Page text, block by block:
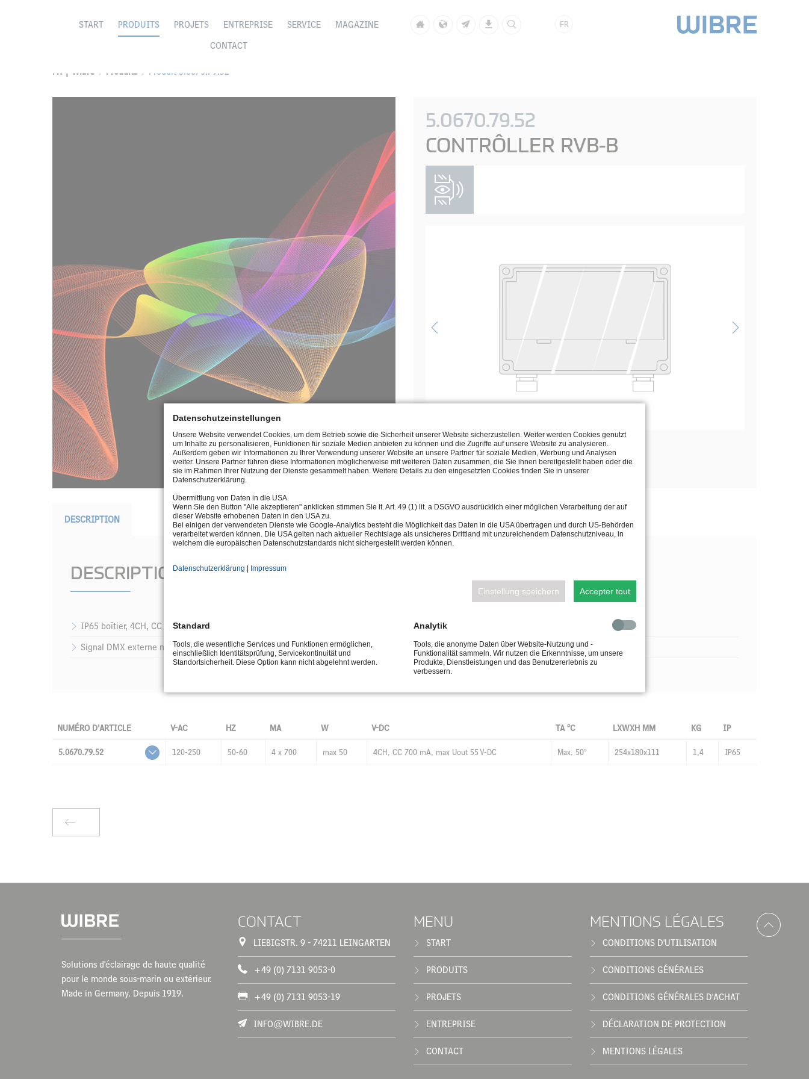
START PRODUITS PROJETS ENTREPRISE SERVICE
MAGAZINE
CONTACT
FR
FR | Wibre Produits Produit 5.0670.79.52
5.0670.79.52
CONTRÔLLER RVB-B
Manuel
DESCRIPTION
DESCRIPTION
IP65 boîtier, 4CH, CC 700 mA, max Uout 55 V-DC, max 50 W, DMX in/out
Signal DMX externe nécessaire / pas de programmes stand-alone disponibles
NUMÉRO D’ARTICLE V-AC HZ MA W V-DC TA °C LXWXH MM KG IP
5.0670.79.52 120-250 50-60 4 x 700 max 50 4CH, CC 700 mA, max Uout 55 V-DC Max. 50° 254x180x111 1,4 IP65
Solutions d'éclairage de haute qualité
pour le monde sous-marin ou extérieur.
Made in Germany. Depuis 1919.
CONTACT
LIEBIGSTR. 9 - 74211 LEINGARTEN
+49 (0) 7131 9053-0
+49 (0) 7131 9053-19
INFO@WIBRE.DE
MENU
START
PRODUITS
PROJETS
ENTREPRISE
CONTACT
MENTIONS LÉGALES
CONDITIONS D'UTILISATION
CONDITIONS GÉNÉRALES
CONDITIONS GÉNÉRALES D'ACHAT
DÉCLARATION DE PROTECTION
MENTIONS LÉGALES
Datenschutzeinstellungen
Unsere Website verwendet Cookies, um dem Betrieb sowie die Sicherheit unserer Website sicherzustellen. Weiter werden Cookies genutzt
um Inhalte zu personalisieren, Funktionen für soziale Medien anbieten zu können und die Zugriffe auf unsere Website zu analysieren.
Außerdem geben wir Informationen zu Ihrer Verwendung unserer Website an unsere Partner für soziale Medien, Werbung und Analysen
weiter. Unsere Partner führen diese Informationen möglicherweise mit weiteren Daten zusammen, die Sie ihnen bereitgestellt haben oder die
sie im Rahmen Ihrer Nutzung der Dienste gesammelt haben. Weitere Details zu den eingesetzten Cookies finden Sie in unserer
Datenschutzerklärung.
Übermittlung von Daten in die USA.
Wenn Sie den Button "Alle akzeptieren" anklicken stimmen Sie lt. Art. 49 (1) lit. a DSGVO ausdrücklich einer möglichen Verarbeitung der auf
dieser Website erhobenen Daten in den USA zu.
Bei einigen der verwendeten Dienste wie Google-Analytics besteht die Möglichkeit das Daten in die USA übertragen und durch US-Behörden
verarbeitet werden können. Die USA gelten nach aktueller Rechtslage als unsicheres Drittland mit unzureichendem Datenschutzniveau, in
welchem die europäischen Datenschutzstandards nicht sichergestellt werden können.
Datenschutzerklärung | Impressum
Einstellung speichern Accepter tout
Standard
Tools, die wesentliche Services und Funktionen ermöglichen,
einschließlich Identitätsprüfung, Servicekontinuität und
Standortsicherheit. Diese Option kann nicht abgelehnt werden.
Analytik
Tools, die anonyme Daten über Website-Nutzung und -
Funktionalität sammeln. Wir nutzen die Erkenntnisse, um unsere
Produkte, Dienstleistungen und das Benutzererlebnis zu
verbessern.